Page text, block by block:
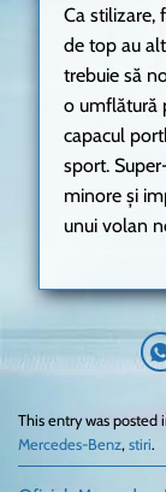
Ca stilizare,
de top au
trebuie să
o umflătură
capacul
sport.
minore și
unui volan
This entry was posted
Mercedes-Benz, stiri.